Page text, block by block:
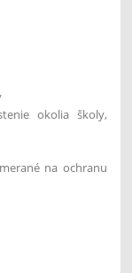
okolia školy,
na ochranu